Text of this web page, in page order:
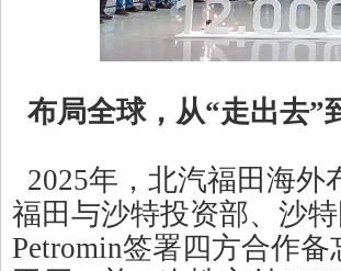
布局全球，从“走出去”
2025年，北汽福田海外
福田与沙特投资部、沙
Petromin签署四方合作